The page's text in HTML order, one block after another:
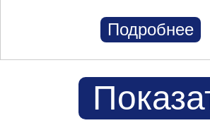
Подробнее